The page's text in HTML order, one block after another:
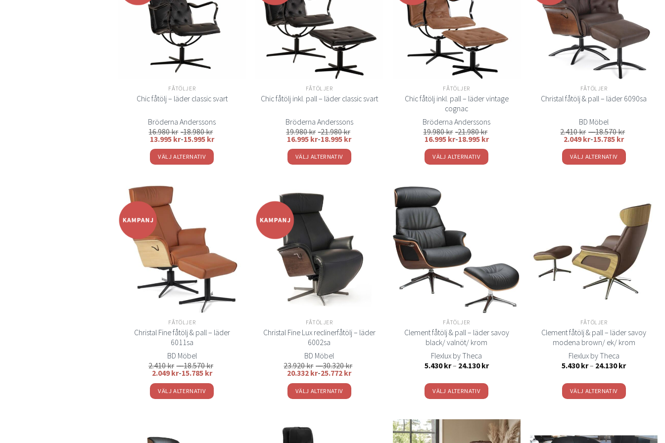
De
olika
alternativen
kan
väljas
produktsidan
De
olika
alternativen
kan
väljas
på
produktsidan
önskelistan
FÅTÖLJER
Chic fåtölj – läder classic svart
Bröderna Anderssons
16.980kr -18.980kr
13.995 kr-15.995 kr
VÄLJ ALTERNATIV
varianter.
De
olika
alternativen
kan
väljas
på
produktsidan
FÅTÖLJER
Chic fåtölj inkl. pall – läder classic svart
Bröderna Anderssons
19.980kr -21.980kr
16.995 kr-18.995 kr
VÄLJ ALTERNATIV
produkten
har
flera
varianter.
De
olika
alternativen
kan
väljas
på
produktsidan
FÅTÖLJER
Chic fåtölj inkl. pall – läder vintage
cognac
Bröderna Anderssons
19.980kr -21.980kr
16.995 kr-18.995 kr
VÄLJ ALTERNATIV
varianter.
De
olika
alternativen
kan
produktsidan
FÅTÖLJER
Christal fåtölj & pall – läder 6090sa
BD Möbel
2.410kr –18.570kr
2.049kr-15.785 kr
VÄLJ ALTERNATIV
varianter.
De
olika
alternativen
kan
väljas
produktsidan
FÅTÖLJER
Christal Fine fåtölj & pall – läder
6011sa
BD Möbel
2.410kr –18.570kr
2.049kr-15.785 kr
VÄLJ ALTERNATIV
önskelistan
FÅTÖLJER
Christal Fine Lux reclinerfåtölj – läder
6002sa
BD Möbel
23.920kr –30.320kr
20.332 kr-25.772 kr
VÄLJ ALTERNATIV
FÅTÖLJER
Clement fåtölj & pall – läder savoy
black/ valnöt/ krom
Flexlux by Theca
5.430kr– 24.130krPrisintervall:
24.130 kr
VÄLJ ALTERNATIV
produkten
Lägg
önskelistan
FÅTÖLJER
Clement fåtölj & pall – läder savoy
modena brown/ ek/ krom
Flexlux by Theca
5.430kr– 24.130krPrisintervall:
24.130 kr
VÄLJ ALTERNATIV